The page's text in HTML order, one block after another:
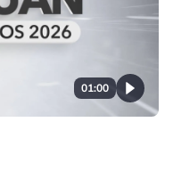
01:00